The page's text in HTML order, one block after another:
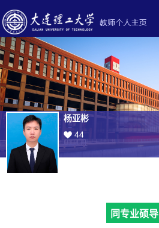
杨亚彬
44
同专业硕导